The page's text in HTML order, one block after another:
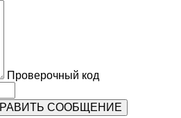
Проверочный код